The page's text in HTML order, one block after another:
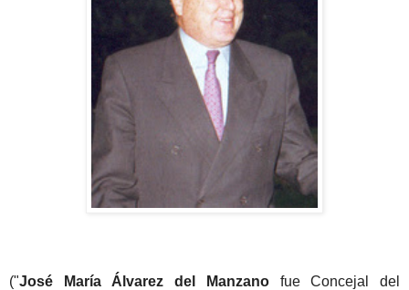
("José María Álvarez del Manzanofue Concejal del